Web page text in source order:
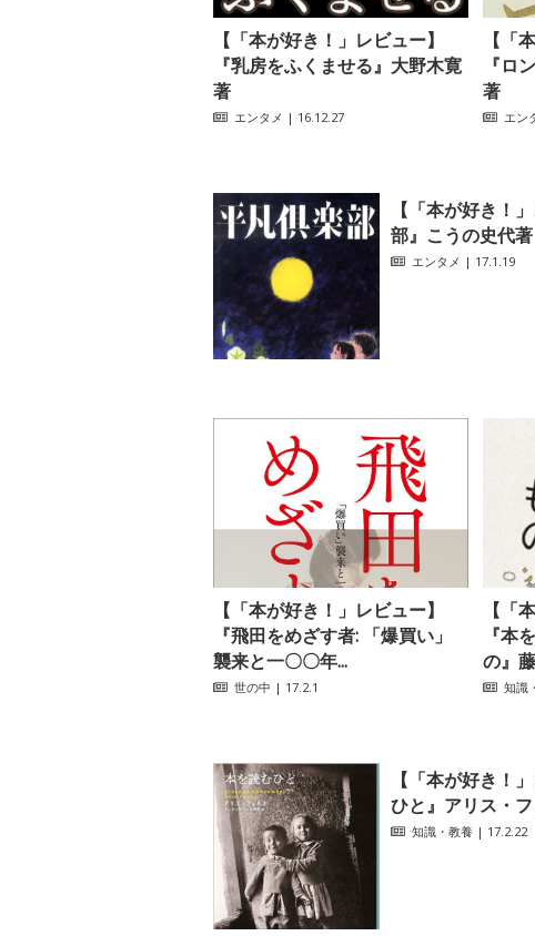
【「本が好き！」レビュー】
『乳房をふくませる』大野木寛
著
エンタメ | 16.12.27
【「
『ロ
著
エン
【「本が好き！
部』こうの史代著
エンタメ | 17.1.19
【「本が好き！」レビュー】
『飛田をめざす者: 「爆買い」
襲来と一〇〇年...
世の中 | 17.2.1
【「
『本
の』
知識
【「本が好き！
ひと』アリス・
知識・教養 | 17.2.22